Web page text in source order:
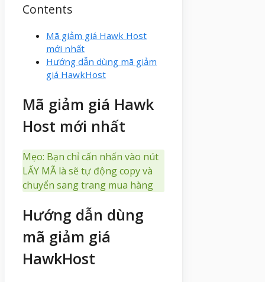
Contents
Mã giảm giá Hawk Host
mới nhất
Hướng dẫn dùng mã giảm
giá HawkHost
Mã giảm giá Hawk
Host mới nhất
Mẹo: Bạn chỉ cấn nhấn vào nút
LẤY MÃ là sẽ tự động copy và
chuyển sang trang mua hàng
Hướng dẫn dùng
mã giảm giá
HawkHost